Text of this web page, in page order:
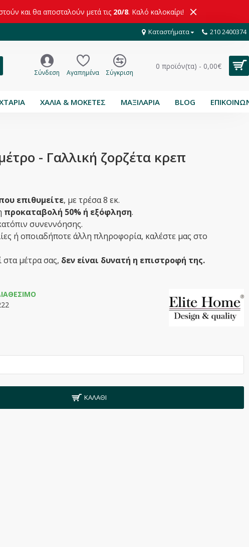
και θα αποσταλούν μετά τις 20/8. Καλό καλοκαίρι!
Καταστήματα 210 2400374
Σύνδεση Αγαπημένα Σύγκριση
0 προϊόν(τα) - 0,00€
ΧΑΛΙΑ & ΜΟΚΕΤΕΣ ΜΑΞΙΛΑΡΙΑ BLOG
- Γαλλική ζορζέτα κρεπ
επιθυμείτε, με τρέσα 8 εκ.
προκαταβολή 50% ή εξόφληση.
συνεννόησης.
ή οποιαδήποτε άλλη πληροφορία, καλέστε μας στο
μέτρα σας, δεν είναι δυνατή η επιστροφή της.
ΚΑΛΆΘΙ